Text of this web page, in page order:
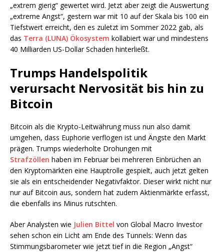
„extrem gierig“ gewertet wird. Jetzt aber zeigt die Auswertung
„extreme Angst“, gestern war mit 10 auf der Skala bis 100 ein
Tiefstwert erreicht, den es zuletzt im Sommer 2022 gab, als
das Terra (LUNA) Ökosystem kollabiert war und mindestens
40 Milliarden US-Dollar Schaden hinterließt.
Trumps Handelspolitik
verursacht Nervosität bis hin zu
Bitcoin
Bitcoin als die Krypto-Leitwährung muss nun also damit
umgehen, dass Euphorie verflogen ist und Ängste den Markt
prägen. Trumps wiederholte Drohungen mit
Strafzöllen haben im Februar bei mehreren Einbrüchen an
den Kryptomärkten eine Hauptrolle gespielt, auch jetzt gelten
sie als ein entscheidender Negativfaktor. Dieser wirkt nicht nur
nur auf Bitcoin aus, sondern hat zudem Aktienmärkte erfasst,
die ebenfalls ins Minus rutschten.
Aber Analysten wie Julien Bittel von Global Macro Investor
sehen schon ein Licht am Ende des Tunnels: Wenn das
Stimmungsbarometer wie jetzt tief in die Region „Angst“